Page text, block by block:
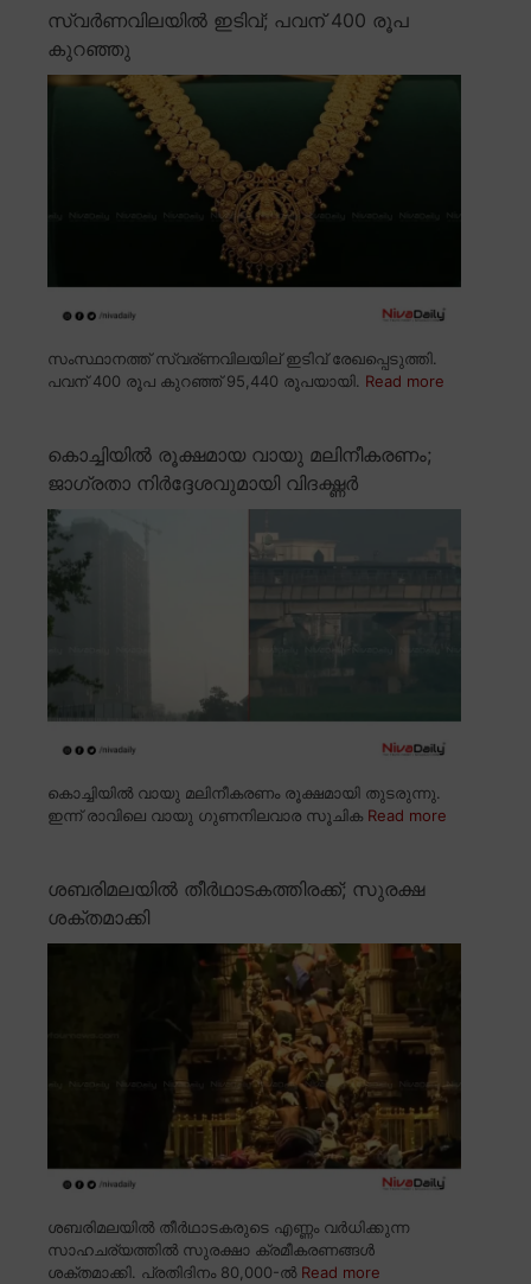
സ്വർണവിലയിൽ ഇടിവ്; പവന് 400 രൂപ
കുറഞ്ഞു
സംസ്ഥാനത്ത് സ്വര്ണവിലയില് ഇടിവ് രേഖപ്പെടുത്തി.
പവന് 400 രൂപ കുറഞ്ഞ് 95,440 രൂപയായി. Read more
കൊച്ചിയിൽ രൂക്ഷമായ വായു മലിനീകരണം;
ജാഗ്രതാ നിർദ്ദേശവുമായി വിദഗ്ദ്ധർ
കൊച്ചിയിൽ വായു മലിനീകരണം രൂക്ഷമായി തുടരുന്നു.
ഇന്ന് രാവിലെ വായു ഗുണനിലവാര സൂചിക Read more
ശബരിമലയിൽ തീർഥാടകത്തിരക്ക്; സുരക്ഷ
ശക്തമാക്കി
ശബരിമലയിൽ തീർഥാടകരുടെ എണ്ണം വർധിക്കുന്ന
സാഹചര്യത്തിൽ സുരക്ഷാ ക്രമീകരണങ്ങൾ
ശക്തമാക്കി. പ്രതിദിനം 80,000-ൽ Read more